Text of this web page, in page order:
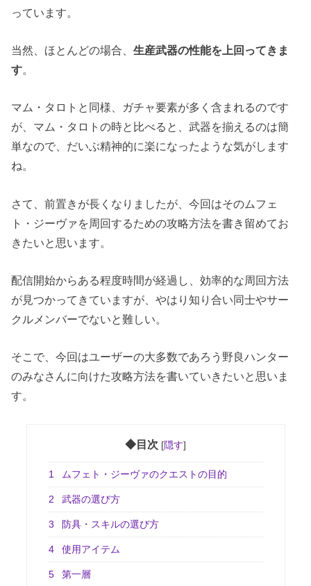
っています。
当然、ほとんどの場合、生産武器の性能を上回ってきま
す。
マム・タロトと同様、ガチャ要素が多く含まれるのです
が、マム・タロトの時と比べると、武器を揃えるのは簡
単なので、だいぶ精神的に楽になったような気がします
ね。
さて、前置きが長くなりましたが、今回はそのムフェ
ト・ジーヴァを周回するための攻略方法を書き留めてお
きたいと思います。
配信開始からある程度時間が経過し、効率的な周回方法
が見つかってきていますが、やはり知り合い同士やサー
クルメンバーでないと難しい。
そこで、今回はユーザーの大多数であろう野良ハンター
のみなさんに向けた攻略方法を書いていきたいと思いま
す。
◆目次 [隠す]
1 ムフェト・ジーヴァのクエストの目的
2 武器の選び方
3 防具・スキルの選び方
4 使用アイテム
5 第一層